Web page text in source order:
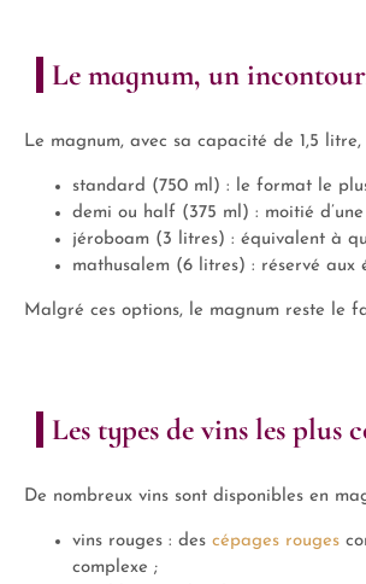
Le magnum, un
Le magnum, avec sa capacité de 1,5
standard (750 ml) : le format le
demi ou half (375 ml) : moitié
jéroboam (3 litres) : équivalent à
mathusalem (6 litres) : réservé aux
Malgré ces options, le magnum reste le
Les types de vins les plus
De nombreux vins sont disponibles en
vins rouges : des cépages rouges
complexe ;